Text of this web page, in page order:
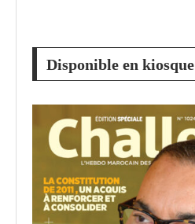
Disponible en kiosque